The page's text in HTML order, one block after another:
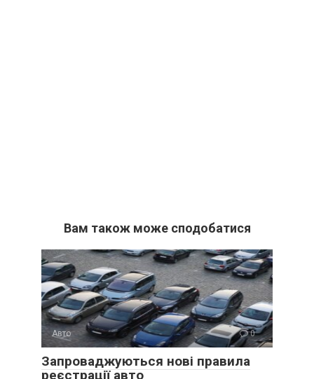
Вам також може сподобатися
Авто 0
Запроваджуються нові правила
реєстрації авто